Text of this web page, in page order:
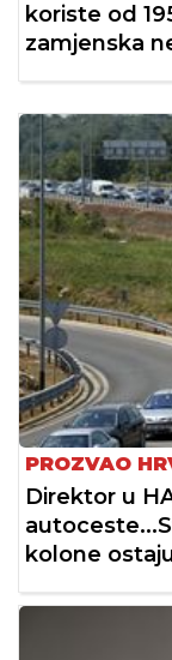
koriste od
zamjenska
PROZVAO
Direktor u
kolone